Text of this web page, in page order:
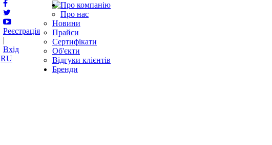
Реєстрація
|
Вхід
RU
Про компанію
Про нас
Новини
Прайси
Сертифікати
Об'єкти
Відгуки клієнтів
Бренди